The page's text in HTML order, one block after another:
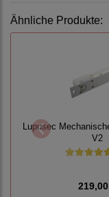
Ähnliche Produkte:
Lupusec
V2